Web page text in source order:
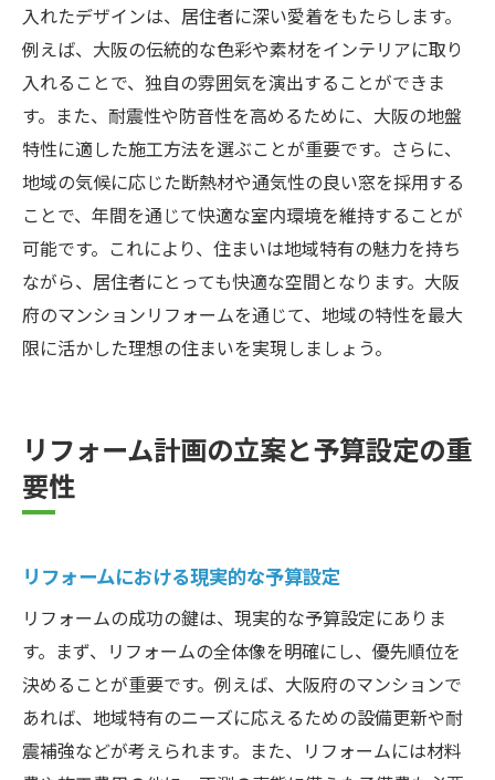
入れたデザインは、居住者に深い愛着をもたらします。
例えば、大阪の伝統的な色彩や素材をインテリアに取り
入れることで、独自の雰囲気を演出することができま
す。また、耐震性や防音性を高めるために、大阪の地盤
特性に適した施工方法を選ぶことが重要です。さらに、
地域の気候に応じた断熱材や通気性の良い窓を採用する
ことで、年間を通じて快適な室内環境を維持することが
可能です。これにより、住まいは地域特有の魅力を持ち
ながら、居住者にとっても快適な空間となります。大阪
府のマンションリフォームを通じて、地域の特性を最大
限に活かした理想の住まいを実現しましょう。
リフォーム計画の立案と予算設定の重
要性
リフォームにおける現実的な予算設定
リフォームの成功の鍵は、現実的な予算設定にありま
す。まず、リフォームの全体像を明確にし、優先順位を
決めることが重要です。例えば、大阪府のマンションで
あれば、地域特有のニーズに応えるための設備更新や耐
震補強などが考えられます。また、リフォームには材料